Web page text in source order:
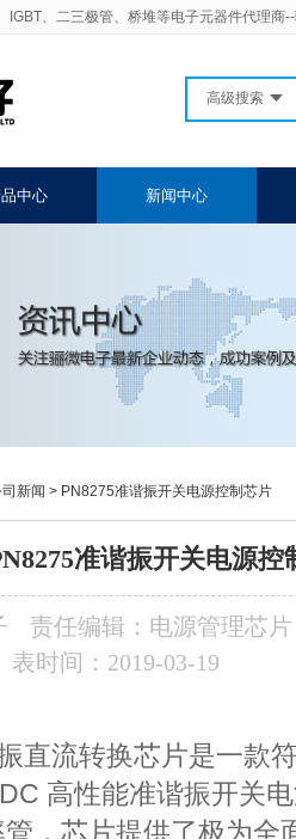
IGBT、二三极管、桥堆等电子元器件代理商
高级搜索
中心 新闻中心
新闻 > PN8275准谐振开关电源控制芯片
准谐振开关电源控
责任编辑：电源管理芯片
表时间：2019-03-19
直流转换芯片是一款
高性能准谐振开关
，芯片提供了极为全